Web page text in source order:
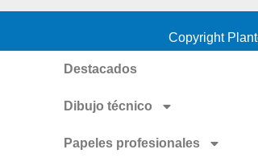
Copyright
Destacados
Dibujo técnico
Papeles profesionales